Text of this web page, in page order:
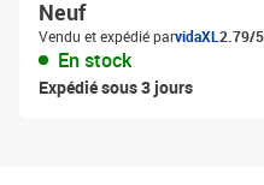
Neuf
Vendu et expédié parvidaXL 2.79/5
En stock
Expédié sous 3 jours